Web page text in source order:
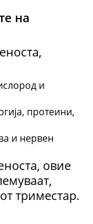
на
и
протеини,
и нервен
овие
триместар.